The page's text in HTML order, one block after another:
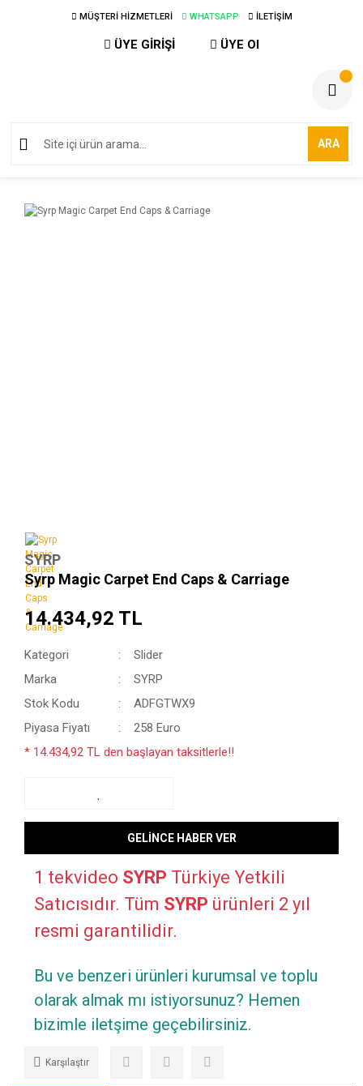
MÜŞTERİ HİZMETLERİ WHATSAPP İLETİŞİM
ÜYE GİRİŞİ ÜYE Ol
ARA
SYRP
Syrp Magic Carpet End Caps & Carriage
14.434,92 TL
Kategori
Slider
Marka
SYRP
Stok Kodu
ADFGTWX9
Piyasa Fiyatı
258 Euro
* 14.434,92 TL den başlayan taksitlerle!!
GELİNCE HABER VER
1 tekvideo SYRP Türkiye Yetkili
Satıcısıdır. Tüm SYRP ürünleri 2 yıl
resmi garantilidir.
Bu ve benzeri ürünleri kurumsal ve toplu
olarak almak mı istiyorsunuz? Hemen
bizimle iletşime geçebilirsiniz.
Karşılaştır